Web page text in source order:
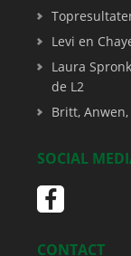
Levi en
Laura
de L2
Britt,
SOCIAL
CONTACT